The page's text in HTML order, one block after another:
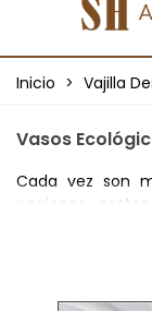
Inicio > Vajilla
Vasos
Cada vez son
opciones
el café.